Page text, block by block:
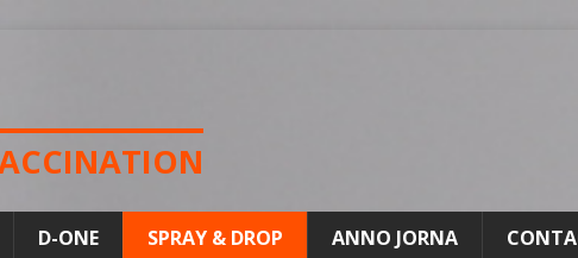
D-ONE SPRAY & DROP ANNO JORNA